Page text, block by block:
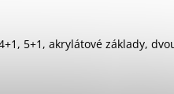
5+1, akrylátové základy,